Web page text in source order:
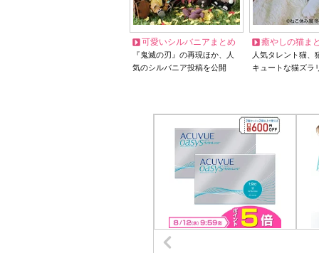
可愛いシルバニアまとめ
『鬼滅の刃』の再現ほか、人
気のシルバニア投稿を公開
癒やしの猫ま
人気タレント猫
キュートな猫ズラ